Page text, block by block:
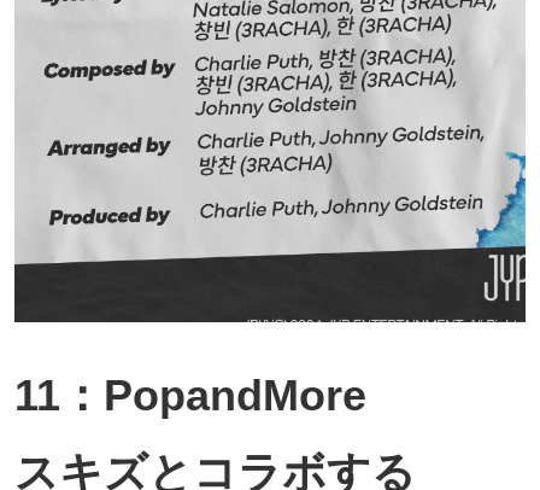
11：PopandMore
スキズとコラボする